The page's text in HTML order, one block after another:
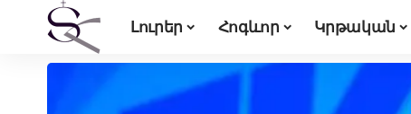
Լուրեր Հոգևոր Կրթական